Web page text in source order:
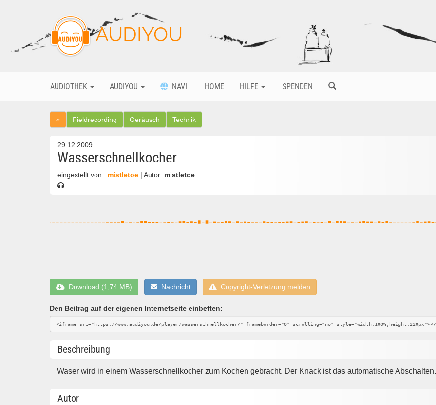
AUDIYOU
AUDIOTHEK AUDIYOU NAVI HOME HILFE SPENDEN
« Fieldrecording Geräusch Technik
29.12.2009
Wasserschnellkocher
eingestellt von: mistletoe | Autor: mistletoe
Download (1,74 MB) Nachricht Copyright-Verletzung melden
Den Beitrag auf der eigenen Internetseite einbetten:
Beschreibung
Waser wird in einem Wasserschnellkocher zum Kochen gebracht. Der Knack ist das automatische Abschalten.
Autor